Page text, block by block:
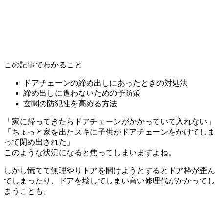
この記事でわかること
ドアチェーンの締め出しにあったときの対処法
締め出しに遭わないための予防策
玄関の防犯性を高める方法
「家に帰ってきたらドアチェーンがかかっていて入れない」
「ちょっと家を出たスキに子供がドアチェーンをかけてしま
って閉め出された」
このような状況になると焦ってしまいますよね。
しかし慌てて無理やりドアを開けようとするとドア枠が歪ん
でしまったり、ドアを壊してしまい高い修理代がかかってし
まうことも。